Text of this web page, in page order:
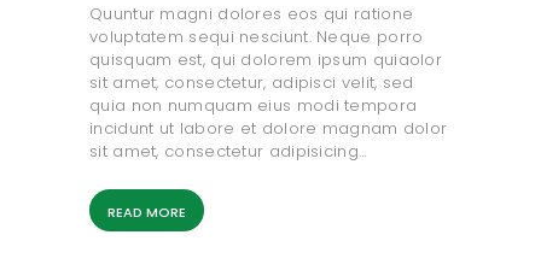
Quuntur magni dolores eos qui ratione
voluptatem sequi nesciunt. Neque porro
quisquam est, qui dolorem ipsum quiaolor
sit amet, consectetur, adipisci velit, sed
quia non numquam eius modi tempora
incidunt ut labore et dolore magnam dolor
sit amet, consectetur adipisicing…
READ MORE